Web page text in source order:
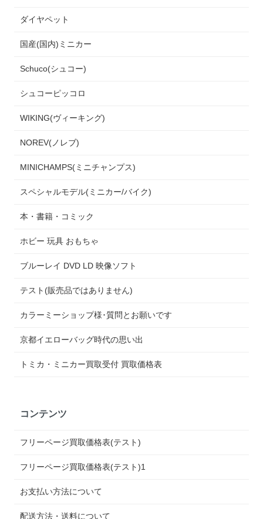
ダイヤペット
国産(国内)ミニカー
Schuco(シュコー)
シュコーピッコロ
WIKING(ヴィーキング)
NOREV(ノレブ)
MINICHAMPS(ミニチャンプス)
スペシャルモデル(ミニカー/バイク)
本・書籍・コミック
ホビー 玩具 おもちゃ
ブルーレイ DVD LD 映像ソフト
テスト(販売品ではありません)
カラーミーショップ様･質問とお願いです
京都イエローバッグ時代の思い出
トミカ・ミニカー買取受付 買取価格表
コンテンツ
フリーページ買取価格表(テスト)
フリーページ買取価格表(テスト)1
お支払い方法について
配送方法・送料について